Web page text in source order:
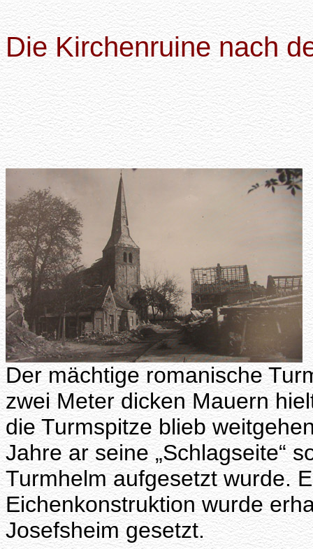
Die Kirchenruine nach
Der mächtige romanische
zwei Meter dicken Mauern
die Turmspitze blieb
Jahre ar seine „Schlagseite“
Turmhelm aufgesetzt wurde.
Eichenkonstruktion wurde
Josefsheim gesetzt.